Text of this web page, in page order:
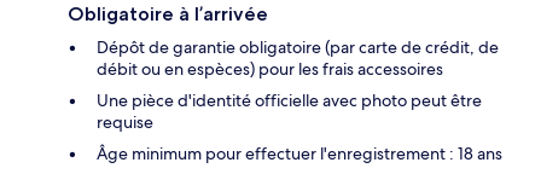
Obligatoire à l’arrivée
Dépôt de garantie obligatoire (par carte de crédit, de
débit ou en espèces) pour les frais accessoires
Une pièce d'identité officielle avec photo peut être
requise
Âge minimum pour effectuer l'enregistrement : 18 ans